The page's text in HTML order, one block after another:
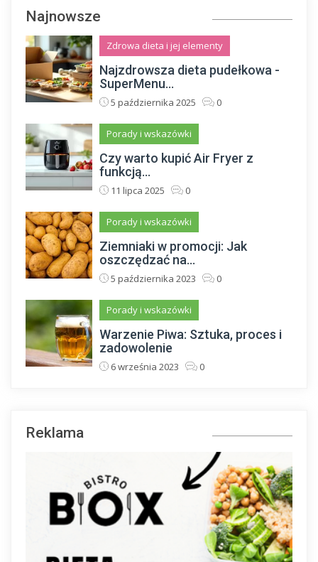
Najnowsze
Zdrowa dieta i jej elementy
Najzdrowsza dieta pudełkowa -
SuperMenu...
5 października 2025 0
Porady i wskazówki
Czy warto kupić Air Fryer z
funkcją...
11 lipca 2025 0
Porady i wskazówki
Ziemniaki w promocji: Jak
oszczędzać na...
5 października 2023 0
Porady i wskazówki
Warzenie Piwa: Sztuka, proces i
zadowolenie
6 września 2023 0
Reklama